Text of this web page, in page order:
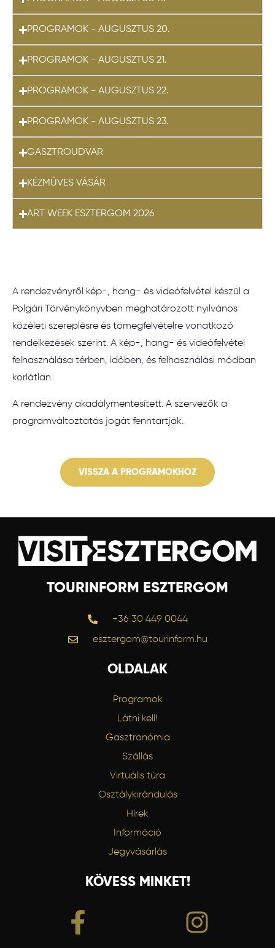
PROGRAMOK - AUGUSZTUS 20.
PROGRAMOK - AUGUSZTUS 21.
PROGRAMOK - AUGUSZTUS 22.
PROGRAMOK - AUGUSZTUS 23.
GASZTROUDVAR
KÉZMŰVES VÁSÁR
ART WEEK ESZTERGOM 2026
A rendezvényről kép-, hang- és videófelvétel készül a
Polgári Törvénykönyvben meghatározott nyilvános
közéleti szereplésre és tömegfelvételre vonatkozó
rendelkezések szerint. A kép-, hang- és videófelvétel
felhasználása térben, időben, és felhasználási módban
korlátlan.
A rendezvény akadálymentesített. A szervezők a
programváltoztatás jogát fenntartják.
VISSZA A PROGRAMOKHOZ
TOURINFORM ESZTERGOM
+36 30 449 0044
esztergom@tourinform.hu
OLDALAK
Programok
Látni kell!
Gasztronómia
Szállás
Virtuális túra
Osztálykirándulás
Hírek
Információ
Jegyvásárlás
KÖVESS MINKET!